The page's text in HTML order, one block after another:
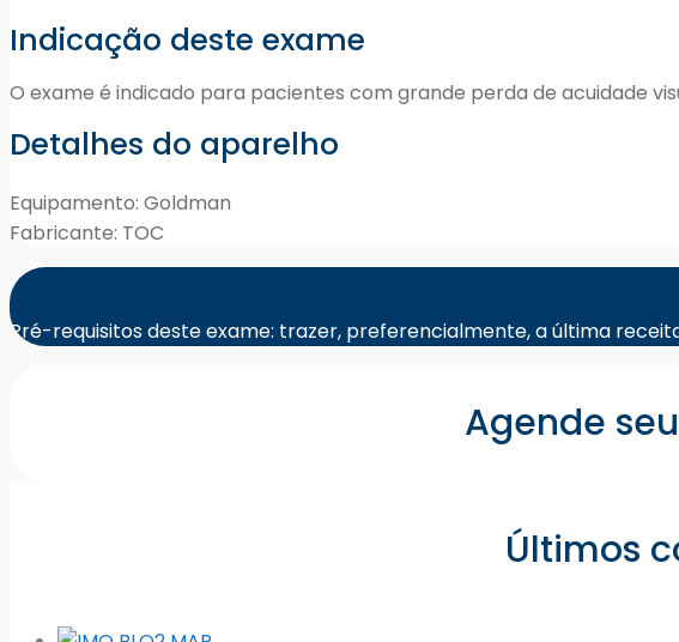
Indicação deste exame
O exame é indicado para pacientes com grande perda de acuidade
Detalhes do aparelho
Equipamento: Goldman
Fabricante: TOC
Pré-requisitos deste exame: trazer, preferencialmente, a última
Agende
Últimos